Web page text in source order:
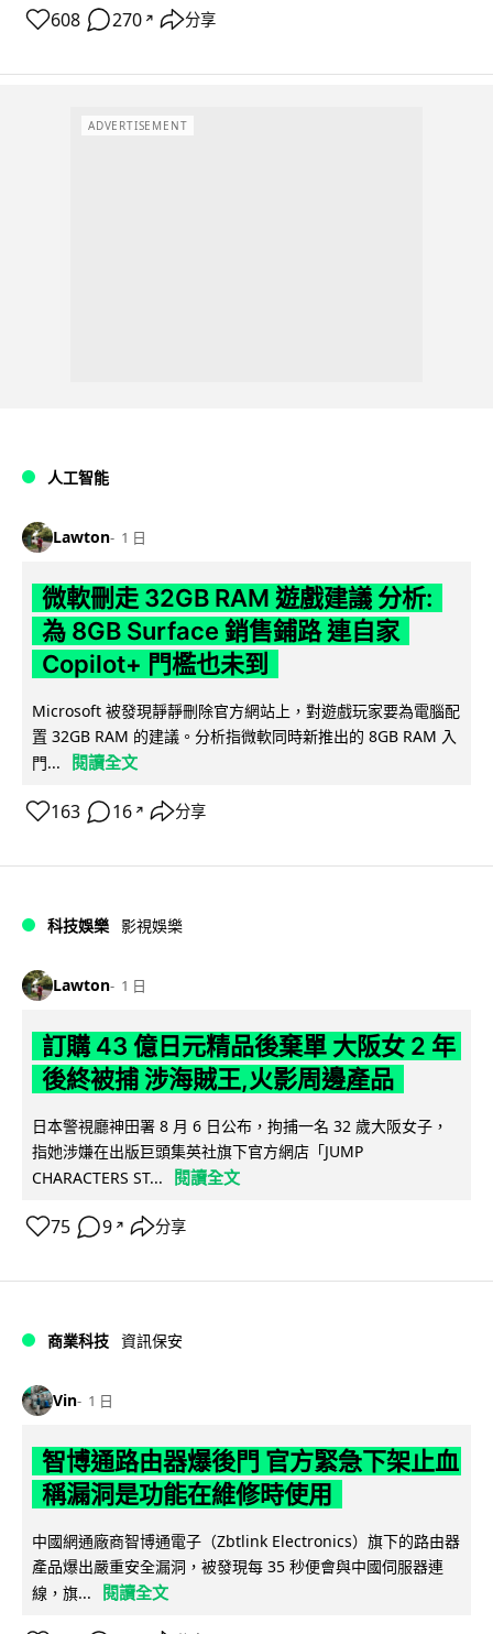
608 270 ↗ 分享
ADVERTISEMENT
人工智能
Lawton 1 日
微軟刪走 32GB RAM 遊戲建議 分析:
為 8GB Surface 銷售鋪路 連自家
Copilot+ 門檻也未到
Microsoft 被發現靜靜刪除官方網站上，對遊戲玩家要為電腦配
置 32GB RAM 的建議。分析指微軟同時新推出的 8GB RAM 入
門...
閱讀全文
163 16 ↗ 分享
科技娛樂 影視娛樂
Lawton 1 日
訂購 43 億日元精品後棄單 大阪女 2 年
後終被捕 涉海賊王,火影周邊產品
日本警視廳神田署 8 月 6 日公布，拘捕一名 32 歲大阪女子，
指她涉嫌在出版巨頭集英社旗下官方網店「JUMP
CHARACTERS ST...
閱讀全文
75 9 ↗ 分享
商業科技 資訊保安
Vin 1 日
智博通路由器爆後門 官方緊急下架止血
稱漏洞是功能在維修時使用
中國網通廠商智博通電子（Zbtlink Electronics）旗下的路由器
產品爆出嚴重安全漏洞，被發現每 35 秒便會與中國伺服器連
線，旗...
閱讀全文